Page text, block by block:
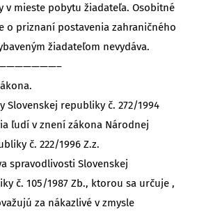
v mieste pobytu žiadateľa. Osobitné
o priznaní postavenia zahraničného
žiadateľom nevydáva.
Slovenskej republiky č. 272/1994
ľudí v znení zákona Národnej
č. 222/1996 Z.z.
spravodlivosti Slovenskej
č. 105/1987 Zb., ktorou sa určuje ,
za nákazlivé v zmysle